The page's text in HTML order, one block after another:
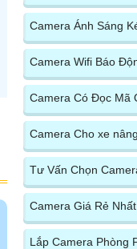
Camera Ánh Sáng
Camera Wifi Báo
Camera Có Đọc Mã
Camera Cho xe nâng
Tư Vấn Chọn
Camera Giá Rẻ Nhất
Lắp Camera Phòng